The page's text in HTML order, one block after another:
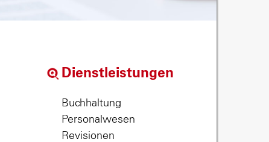
Dienstleistungen
Buchhaltung
Personalwesen
Revisionen